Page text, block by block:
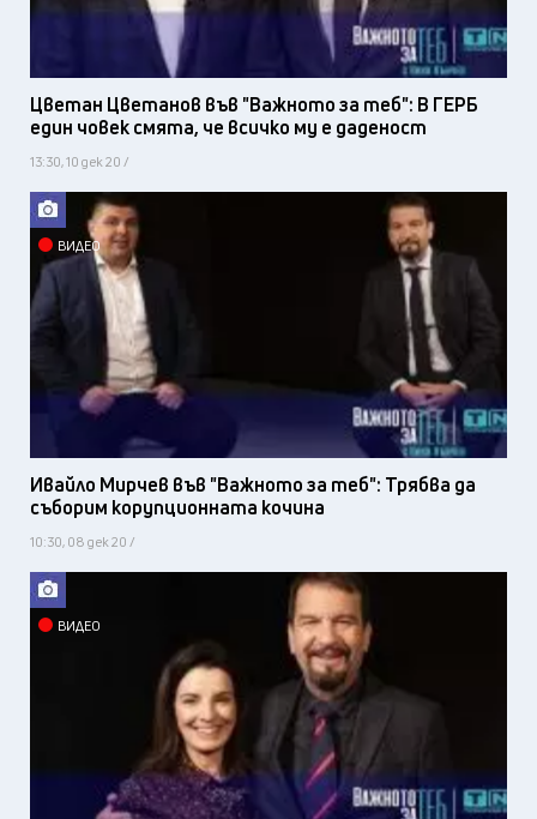
Цветан Цветанов във "Важното за теб": В ГЕРБ
един човек смята, че всичко му е даденост
13:30, 10 дек 20 /
ВИДЕО
Ивайло Мирчев във "Важното за теб": Трябва да
съборим корупционната кочина
10:30, 08 дек 20 /
ВИДЕО